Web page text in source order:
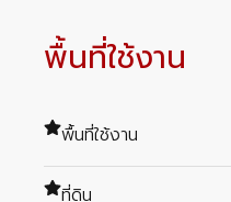
พื้นที่ใช้งาน
พื้นที่ใช้งาน
ที่ดิน